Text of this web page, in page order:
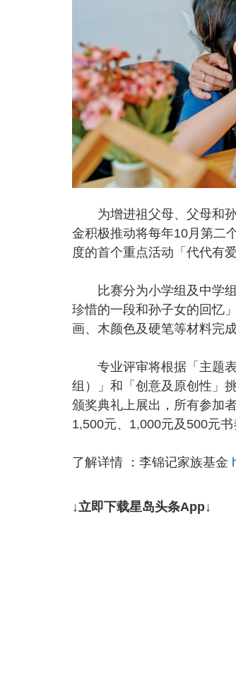
为增进祖父母、父母和孙
金积极推动将每年10月第二
度的首个重点活动「代代有
比赛分为小学组及中学组
珍惜的一段和孙子女的回忆
画、木颜色及硬笔等材料完
专业评审将根据「主题表
组）」和「创意及原创性」
颁奖典礼上展出，所有参加
1,500元、1,000元及500元书
了解详情 ：李锦记家族基金
↓立即下载星岛头条App↓